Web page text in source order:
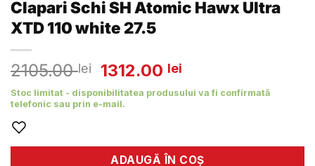
Clapari Schi SH Atomic Hawx Ultra
XTD 110 white 27.5
2105.00lei
Prețul
inițial
a
1312.00 lei
curent
Stoc limitat - disponibilitatea produsului va fi confirmată
telefonic sau prin e-mail.
ADAUGĂ ÎN COȘ